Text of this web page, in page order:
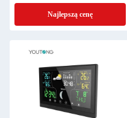
Najlepszą cenę